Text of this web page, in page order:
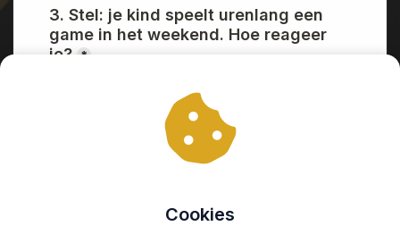
Cookies